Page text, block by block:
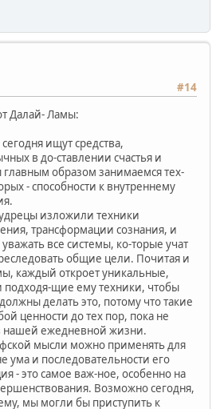
#14
Далай- Ламы:
ищут средства,
в до-ставлении счастья и
образом занимаемся тех-
- способности к внутреннему
изложили техники
трансформации сознания, и
все системы, ко-торые учат
общие цели. Почитая и
каждый откроет уникальные,
подходя-щие ему техники, чтобы
делать это, потому что такие
ценности до тех пор, пока не
нашей ежедневной жизни.
мысли можно применять для
ума и последовательности его
- это самое важ-ное, особенно на
Возможно сегодня,
мы могли бы приступить к